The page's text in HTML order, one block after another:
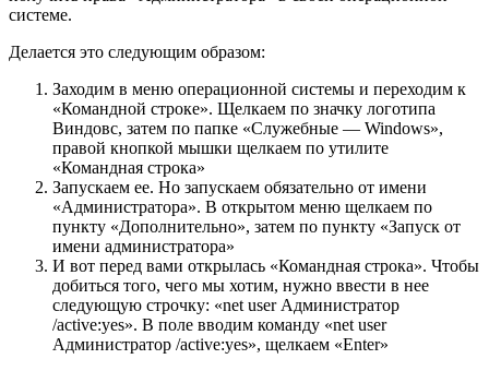
системе.
Делается это следующим образом:
Заходим в меню операционной системы и переходим к
«Командной строке». Щелкаем по значку логотипа
Виндовс, затем по папке «Служебные — Windows»,
правой кнопкой мышки щелкаем по утилите
«Командная строка»
Запускаем ее. Но запускаем обязательно от имени
«Администратора». В открытом меню щелкаем по
пункту «Дополнительно», затем по пункту «Запуск от
имени администратора»
И вот перед вами открылась «Командная строка». Чтобы
добиться того, чего мы хотим, нужно ввести в нее
следующую строчку: «net user Администратор
/active:yes». В поле вводим команду «net user
Администратор /active:yes», щелкаем «Enter»